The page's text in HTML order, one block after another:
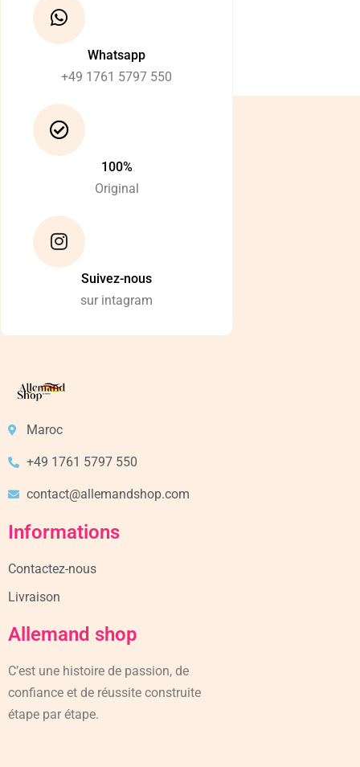
Whatsapp
+49 1761 5797 550
100%
Original
Suivez-nous
sur intagram
Maroc
+49 1761 5797 550
contact@allemandshop.com
Informations
Contactez-nous
Livraison
Allemand shop
C’est une histoire de passion, de
confiance et de réussite construite
étape par étape.